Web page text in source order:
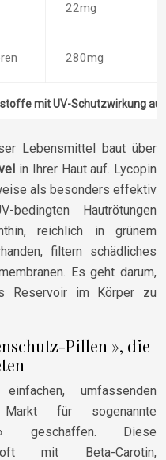
mit UV-Schutzwirkung
22mg
280mg
Lebensmittel baut über
in Ihrer Haut auf. Lycopin
als besonders effektiv
Hautrötungen
reichlich in grünem
filtern schädliches
Es geht darum,
Reservoir im Körper zu
Pillen », die
umfassenden
für sogenannte
geschaffen. Diese
oft mit Beta-Carotin,